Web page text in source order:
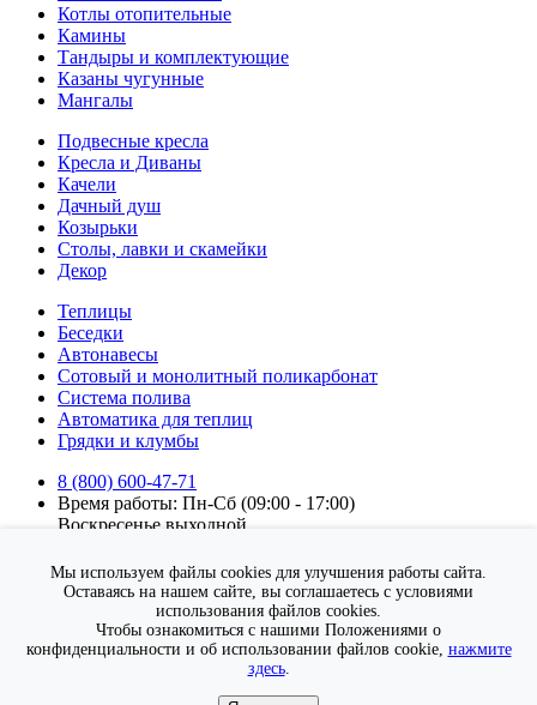
Котлы отопительные
Камины
Тандыры и комплектующие
Казаны чугунные
Мангалы
Подвесные кресла
Кресла и Диваны
Качели
Дачный душ
Козырьки
Столы, лавки и скамейки
Декор
Теплицы
Беседки
Автонавесы
Сотовый и монолитный поликарбонат
Система полива
Автоматика для теплиц
Грядки и клумбы
8 (800) 600-47-71
Время работы: Пн-Сб (09:00 - 17:00)
Воскресенье выходной.
Подписка на новости
Подписаться
обработку персональных данных
Мы используем файлы cookies для улучшения работы сайта.
Оставаясь на нашем сайте, вы соглашаетесь с условиями
использования файлов cookies.
Чтобы ознакомиться с нашими Положениями о
конфиденциальности и об использовании файлов cookie, нажмите
здесь.